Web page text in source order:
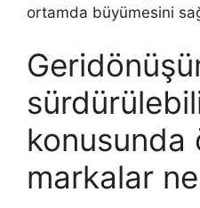
ortamda büyümesini
konusunda
markalar